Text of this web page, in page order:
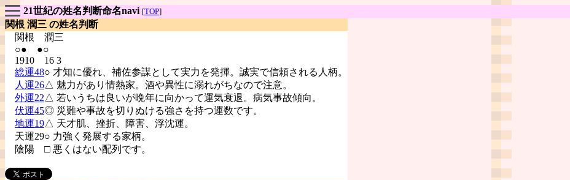
21世紀の姓名判断命名navi [TOP]
関根 潤三 の姓名判断
関根 潤三
○● ●○
1910 16 3
総運48○ 才知に優れ、補佐参謀として実力を発揮。誠実で信頼される人柄。
人運26△ 魅力があり情熱家。酒や異性に溺れがちなので注意。
外運22△ 若いうちは良いが晩年に向かって運気衰退。病気事故傾向。
伏運45◎ 災難や事故を切りぬける強さを持つ運数です。
地運19△ 天才肌、挫折、障害、浮沈運。
天運29○ 力強く発展する家柄。
陰陽 □ 悪くはない配列です。